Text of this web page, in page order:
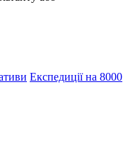
Експедиції на 8000